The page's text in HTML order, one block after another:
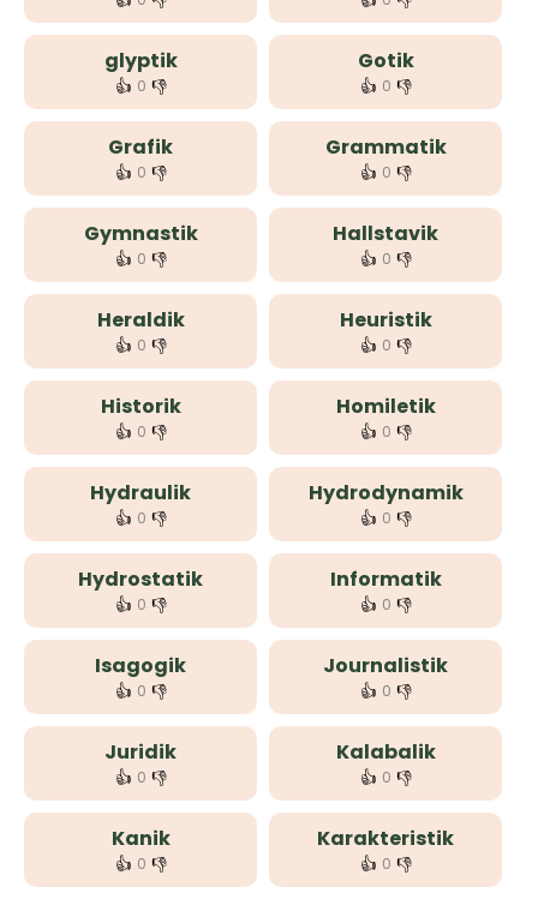
glyptik
👍 0 👎
Gotik
👍 0 👎
Grafik
👍 0 👎
Grammatik
👍 0 👎
Gymnastik
👍 0 👎
Hallstavik
👍 0 👎
Heraldik
👍 0 👎
Heuristik
👍 0 👎
Historik
👍 0 👎
Homiletik
👍 0 👎
Hydraulik
👍 0 👎
Hydrodynamik
👍 0 👎
Hydrostatik
👍 0 👎
Informatik
👍 0 👎
Isagogik
👍 0 👎
Journalistik
👍 0 👎
Juridik
👍 0 👎
Kalabalik
👍 0 👎
Kanik
👍 0 👎
Karakteristik
👍 0 👎